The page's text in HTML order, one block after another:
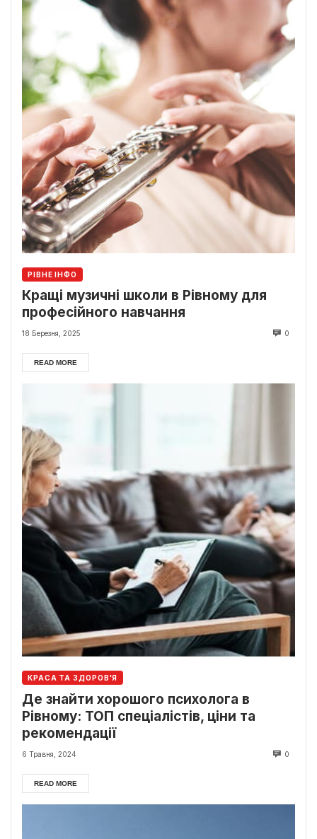
РІВНЕ ІНФО
Кращі музичні школи в Рівному для
професійного навчання
18 Березня, 2025 0
READ MORE
КРАСА ТА ЗДОРОВ'Я
Де знайти хорошого психолога в
Рівному: ТОП спеціалістів, ціни та
рекомендації
6 Травня, 2024 0
READ MORE